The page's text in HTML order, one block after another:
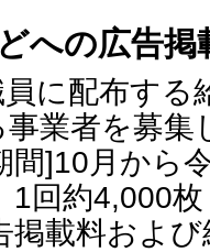
への広告掲
に配布する
業者を募集
間]10月から
1回約4,000枚
掲載料およ